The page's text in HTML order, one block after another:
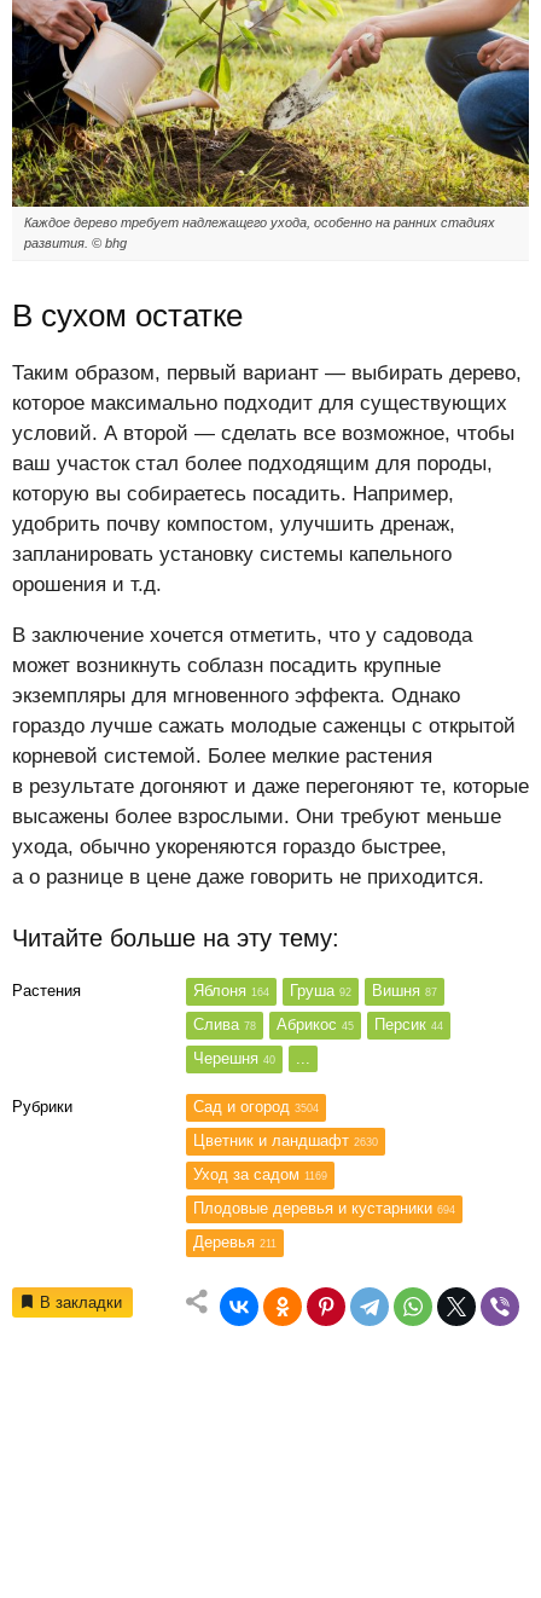
Каждое дерево требует надлежащего ухода, особенно на ранних стадиях
развития. © bhg
В сухом остатке
Таким образом, первый вариант — выбирать дерево,
которое максимально подходит для существующих
условий. А второй — сделать все возможное, чтобы
ваш участок стал более подходящим для породы,
которую вы собираетесь посадить. Например,
удобрить почву компостом, улучшить дренаж,
запланировать установку системы капельного
орошения и т.д.
В заключение хочется отметить, что у садовода
может возникнуть соблазн посадить крупные
экземпляры для мгновенного эффекта. Однако
гораздо лучше сажать молодые саженцы с открытой
корневой системой. Более мелкие растения
в результате догоняют и даже перегоняют те, которые
высажены более взрослыми. Они требуют меньше
ухода, обычно укореняются гораздо быстрее,
а о разнице в цене даже говорить не приходится.
Читайте больше на эту тему:
Растения Яблоня 164 Груша 92 Вишня 87
Слива 78 Абрикос 45 Персик 44
Черешня 40
Рубрики Сад и огород 3504
Цветник и ландшафт 2630
Уход за садом 1169
Плодовые деревья и кустарники 694
Деревья 211
В закладки